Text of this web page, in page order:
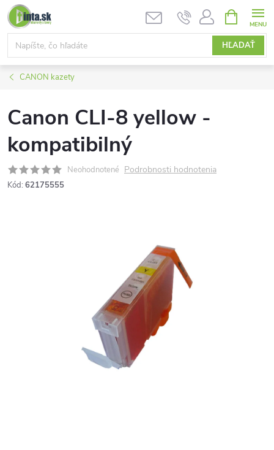
Prejsť
na
obsah
HĽADAŤ
KOŠÍK
CANON kazety
Canon CLI-8 yellow -
kompatibilný
Neohodnotené Podrobnosti hodnotenia
Kód: 62175555